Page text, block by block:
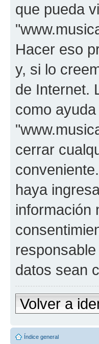
que pueda
Hacer eso
y, si lo
de Internet.
como
cerrar
haya
información
datos sean
Volver a
Índice general